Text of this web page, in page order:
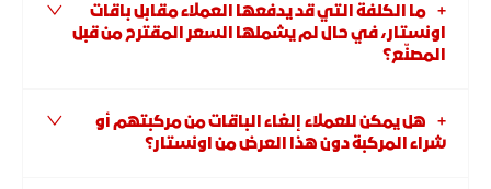
ما الكلفة التي قد يدفعها العملاء مقابل باقات
اونستار، في حال لم يشملها السعر المقترح من قبل
المصنّع؟
هل يمكن للعملاء إلغاء الباقات من مركبتهم أو
شراء المركبة دون هذا العرض من اونستار؟